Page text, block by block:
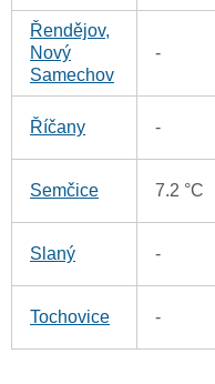
Řendějov,
Nový
Samechov
-
Říčany -
Semčice 7.2 °C
Slaný -
Tochovice -